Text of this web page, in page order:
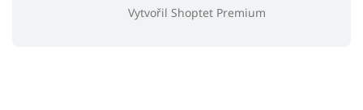
Vytvořil Shoptet Premium